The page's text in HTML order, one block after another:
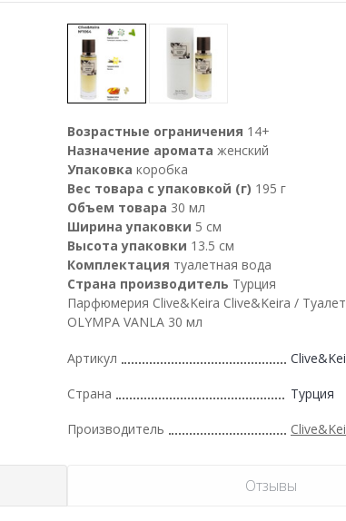
Возрастные ограничения 14+
Назначение аромата женский
Упаковка коробка
Вес товара с упаковкой (г) 195 г
Объем товара 30 мл
Ширина упаковки 5 см
Высота упаковки 13.5 см
Комплектация туалетная вода
Страна производитель Турция
Парфюмерия Clive&Keira Clive&Keira /
OLYMPA VANLA 30 мл
Артикул
Страна Турция
Производитель
Отзывы